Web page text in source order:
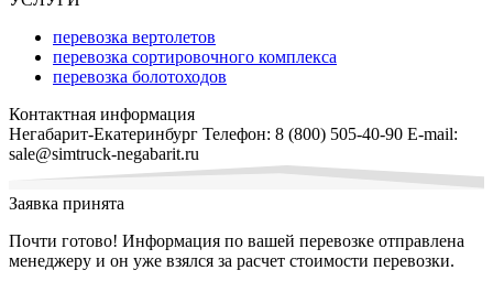
перевозка вертолетов
перевозка сортировочного комплекса
перевозка болотоходов
Контактная информация
Негабарит-Екатеринбург Телефон: 8 (800) 505-40-90 E-mail:
sale@simtruck-negabarit.ru
Заявка принята
Почти готово! Информация по вашей перевозке отправлена
менеджеру и он уже взялся за расчет стоимости перевозки.